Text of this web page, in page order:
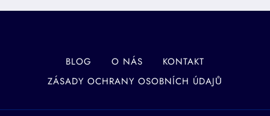
BLOG O NÁS
KONTAKT
ZÁSADY OCHRANY OSOBNÍCH ÚDAJŮ